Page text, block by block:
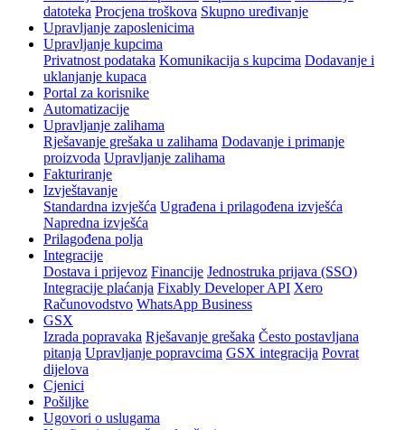
datoteka Procjena troškova Skupno uređivanje
Upravljanje zaposlenicima
Upravljanje kupcima
Privatnost podataka Komunikacija s kupcima Dodavanje i
uklanjanje kupaca
Portal za korisnike
Automatizacije
Upravljanje zalihama
Rješavanje grešaka u zalihama Dodavanje i primanje
proizvoda Upravljanje zalihama
Fakturiranje
Izvještavanje
Standardna izvješća Ugrađena i prilagođena izvješća
Napredna izvješća
Prilagođena polja
Integracije
Dostava i prijevoz Financije Jednostruka prijava (SSO)
Integracije plaćanja Fixably Developer API Xero
Računovodstvo WhatsApp Business
GSX
Izrada popravaka Rješavanje grešaka Često postavljana
pitanja Upravljanje popravcima GSX integracija Povrat
dijelova
Cjenici
Pošiljke
Ugovori o uslugama